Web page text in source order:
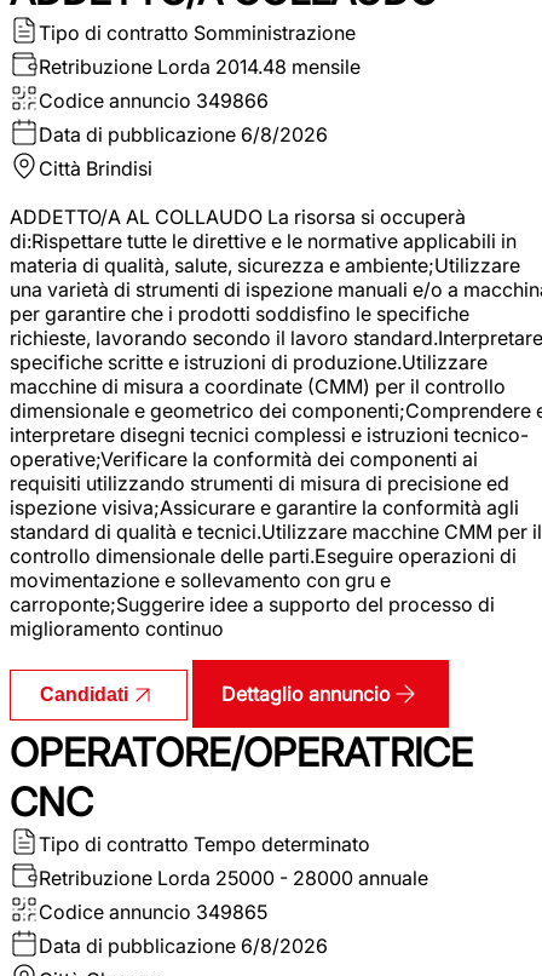
Tipo di contratto Somministrazione
Retribuzione Lorda 2014.48 mensile
Codice annuncio 349866
Data di pubblicazione 6/8/2026
Città Brindisi
ADDETTO/A AL COLLAUDO La risorsa si occuperà
di:Rispettare tutte le direttive e le normative applicabili in
materia di qualità, salute, sicurezza e ambiente;Utilizzare
una varietà di strumenti di ispezione manuali e/o a
per garantire che i prodotti soddisfino le specifiche
richieste, lavorando secondo il lavoro standard.Interpretare
specifiche scritte e istruzioni di produzione.Utilizzare
macchine di misura a coordinate (CMM) per il controllo
dimensionale e geometrico dei componenti;Comprendere
interpretare disegni tecnici complessi e istruzioni tecnico-
operative;Verificare la conformità dei componenti ai
requisiti utilizzando strumenti di misura di precisione ed
ispezione visiva;Assicurare e garantire la conformità agli
standard di qualità e tecnici.Utilizzare macchine CMM per il
controllo dimensionale delle parti.Eseguire operazioni di
movimentazione e sollevamento con gru e
carroponte;Suggerire idee a supporto del processo di
miglioramento continuo
Candidati Dettaglio annuncio
OPERATORE/OPERATRICE
CNC
Tipo di contratto Tempo determinato
Retribuzione Lorda 25000 - 28000 annuale
Codice annuncio 349865
Data di pubblicazione 6/8/2026